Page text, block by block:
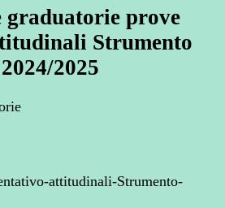
graduatorie prove
Strumento
2025
attitudinali-Strumento-